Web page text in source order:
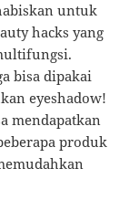
untuk
hacks yang
bisa dipakai
eyeshadow!
mendapatkan
produk